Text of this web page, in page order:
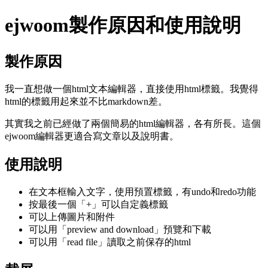
ejwoom製作原因和使用說明
製作原因
我一直想做一個html文本編輯器，直接使用html標籤。我覺得
html的標籤用起來並不比markdown差。
其實我之前已經做了兩個簡易的html編輯器，各有所長。這個
ejwoom編輯器更適合寫文章以及說明書。
使用說明
在文本框輸入文字，使用預置標籤，有undo和redo功能
按最後一個「+」可以自定義標籤
可以上傳圖片和附件
可以用「preview and download」預覽和下載
可以用「read file」讀取之前保存的html